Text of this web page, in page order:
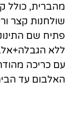
מהברית, כולל
שולחנות קצר
פתיח שם
עם כריכה
האלבום עד